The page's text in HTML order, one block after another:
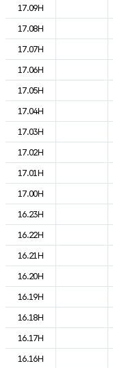
17.09H
17.08H
17.07H
17.06H
17.05H
17.04H
17.03H
17.02H
17.01H
17.00H
16.23H
16.22H
16.21H
16.20H
16.19H
16.18H
16.17H
16.16H